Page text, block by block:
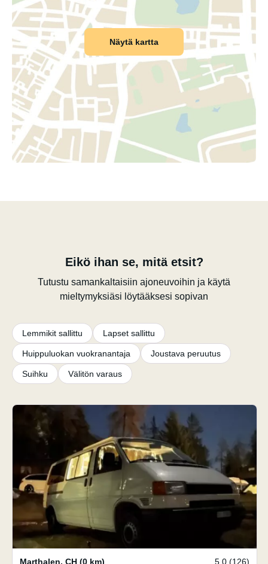
Näytä kartta
Eikö ihan se, mitä etsit?
Tutustu samankaltaisiin ajoneuvoihin ja käytä
mieltymyksiäsi löytääksesi sopivan
Lemmikit sallittu Lapset sallittu
Huippuluokan vuokranantaja Joustava peruutus
Suihku Välitön varaus
Marthalen, CH (0 km) 5.0 (126)